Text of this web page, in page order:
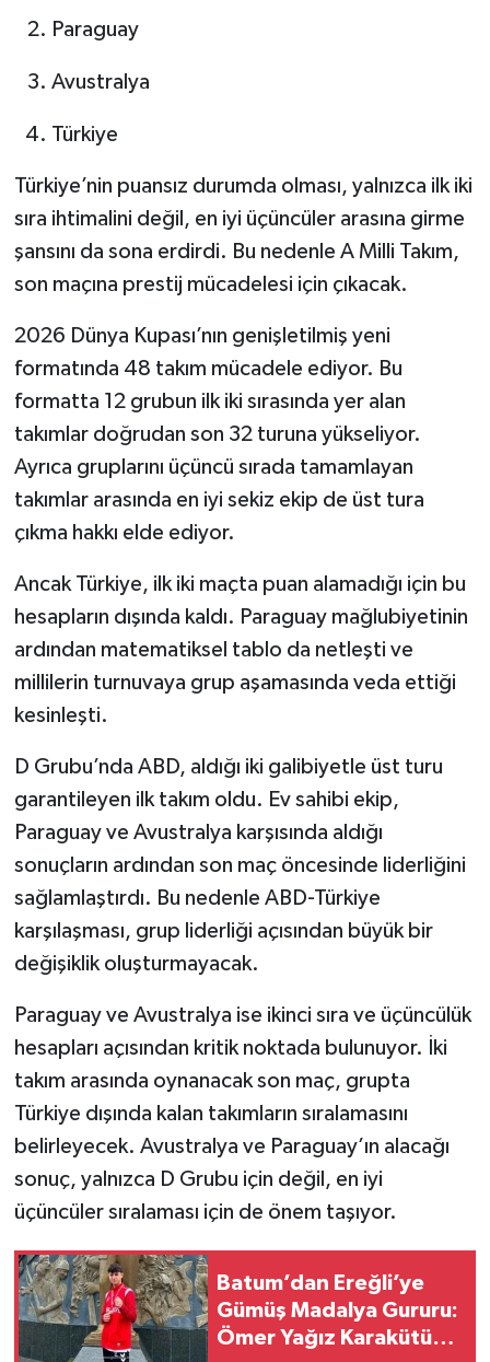
Paraguay
Avustralya
Türkiye
Türkiye’nin puansız durumda olması, yalnızca ilk iki
sıra ihtimalini değil, en iyi üçüncüler arasına girme
şansını da sona erdirdi. Bu nedenle A Milli Takım,
son maçına prestij mücadelesi için çıkacak.
2026 Dünya Kupası’nın genişletilmiş yeni
formatında 48 takım mücadele ediyor. Bu
formatta 12 grubun ilk iki sırasında yer alan
takımlar doğrudan son 32 turuna yükseliyor.
Ayrıca gruplarını üçüncü sırada tamamlayan
takımlar arasında en iyi sekiz ekip de üst tura
çıkma hakkı elde ediyor.
Ancak Türkiye, ilk iki maçta puan alamadığı için bu
hesapların dışında kaldı. Paraguay mağlubiyetinin
ardından matematiksel tablo da netleşti ve
millilerin turnuvaya grup aşamasında veda ettiği
kesinleşti.
D Grubu’nda ABD, aldığı iki galibiyetle üst turu
garantileyen ilk takım oldu. Ev sahibi ekip,
Paraguay ve Avustralya karşısında aldığı
sonuçların ardından son maç öncesinde liderliğini
sağlamlaştırdı. Bu nedenle ABD-Türkiye
karşılaşması, grup liderliği açısından büyük bir
değişiklik oluşturmayacak.
Paraguay ve Avustralya ise ikinci sıra ve üçüncülük
hesapları açısından kritik noktada bulunuyor. İki
takım arasında oynanacak son maç, grupta
Türkiye dışında kalan takımların sıralamasını
belirleyecek. Avustralya ve Paraguay’ın alacağı
sonuç, yalnızca D Grubu için değil, en iyi
üçüncüler sıralaması için de önem taşıyor.
Batum’dan Ereğli’ye
Gümüş Madalya Gururu:
Ömer Yağız Karakütük